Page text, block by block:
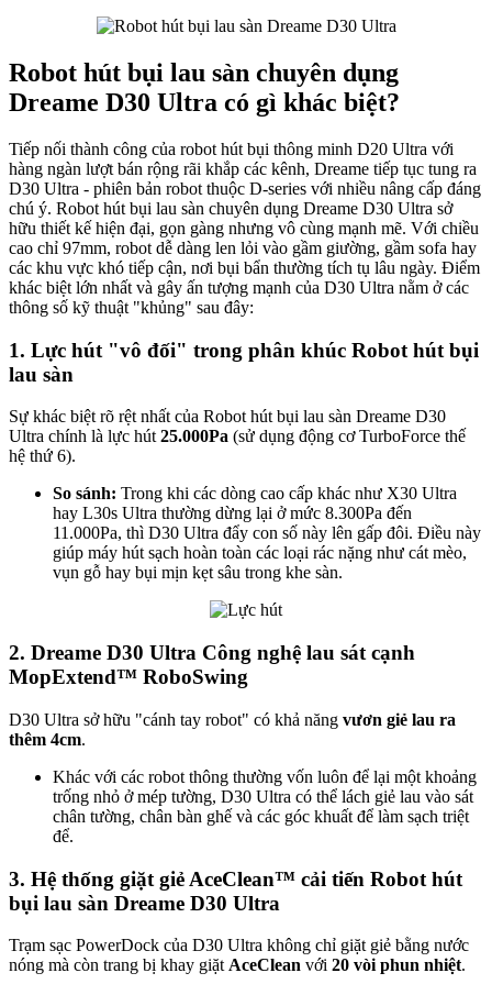
Robot hút bụi lau sàn chuyên dụng
Dreame D30 Ultra có gì khác biệt?
Tiếp nối thành công của robot hút bụi thông minh D20 Ultra với
hàng ngàn lượt bán rộng rãi khắp các kênh, Dreame tiếp tục tung ra
D30 Ultra - phiên bản robot thuộc D-series với nhiều nâng cấp đáng
chú ý. Robot hút bụi lau sàn chuyên dụng Dreame D30 Ultra sở
hữu thiết kế hiện đại, gọn gàng nhưng vô cùng mạnh mẽ. Với chiều
cao chỉ 97mm, robot dễ dàng len lỏi vào gầm giường, gầm sofa hay
các khu vực khó tiếp cận, nơi bụi bẩn thường tích tụ lâu ngày. Điểm
khác biệt lớn nhất và gây ấn tượng mạnh của D30 Ultra nằm ở các
thông số kỹ thuật "khủng" sau đây:
1. Lực hút "vô đối" trong phân khúc Robot hút bụi
lau sàn
Sự khác biệt rõ rệt nhất của Robot hút bụi lau sàn Dreame D30
Ultra chính là lực hút 25.000Pa (sử dụng động cơ TurboForce thế
hệ thứ 6).
So sánh: Trong khi các dòng cao cấp khác như X30 Ultra
hay L30s Ultra thường dừng lại ở mức 8.300Pa đến
11.000Pa, thì D30 Ultra đẩy con số này lên gấp đôi. Điều này
giúp máy hút sạch hoàn toàn các loại rác nặng như cát mèo,
vụn gỗ hay bụi mịn kẹt sâu trong khe sàn.
2. Dreame D30 Ultra Công nghệ lau sát cạnh
MopExtend™ RoboSwing
D30 Ultra sở hữu "cánh tay robot" có khả năng vươn giẻ lau ra
thêm 4cm.
Khác với các robot thông thường vốn luôn để lại một khoảng
trống nhỏ ở mép tường, D30 Ultra có thể lách giẻ lau vào sát
chân tường, chân bàn ghế và các góc khuất để làm sạch triệt
để.
3. Hệ thống giặt giẻ AceClean™ cải tiến Robot hút
bụi lau sàn Dreame D30 Ultra
Trạm sạc PowerDock của D30 Ultra không chỉ giặt giẻ bằng nước
nóng mà còn trang bị khay giặt AceClean với 20 vòi phun nhiệt.